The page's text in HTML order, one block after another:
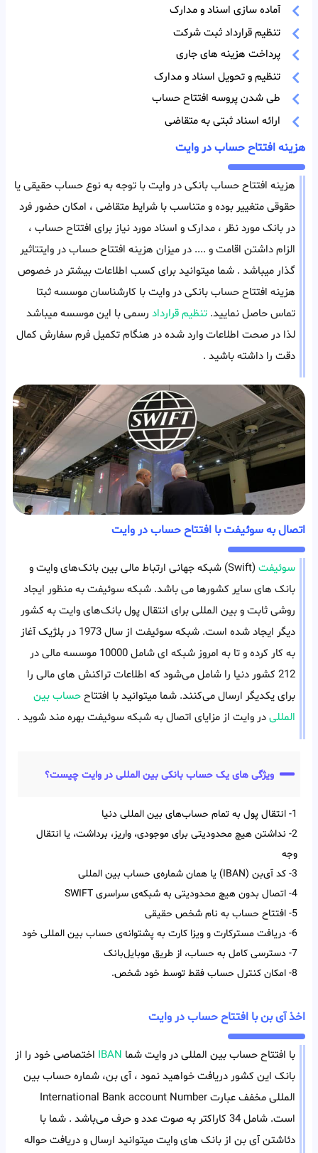
آماده سازی اسناد و مدارک
تنظیم قرارداد ثبت شرکت
پرداخت هزینه های جاری
تنظیم و تحویل اسناد و مدارک
طی شدن پروسه افتتاح حساب
ارائه اسناد ثبتی به متقاضی
هزینه افتتاح حساب در وایت
هزینه افتتاح حساب بانکی در وایت با توجه به نوع حساب حقیقی یا
حقوقی متغییر بوده و متناسب با شرایط متقاضی ، امکان حضور فرد
در بانک مورد نظر ، مدارک و اسناد مورد نیاز برای افتتاح حساب ،
الزام داشتن اقامت و .... در میزان هزینه افتتاح حساب در وایتتاثیر
گذار میباشد . شما میتوانید برای کسب اطلاعات بیشتر در خصوص
هزینه افتتاح حساب بانکی در وایت با کارشناسان موسسه ثبتا
تماس حاصل نمایید. تنظیم قرارداد رسمی با این موسسه میباشد
لذا در صحت اطلاعات وارد شده در هنگام تکمیل فرم سفارش کمال
دقت را داشته باشید .
اتصال به سوئیفت با افتتاح حساب در وایت
سوئیفت
(Swift) شبکه جهانی ارتباط‌ مالی بین بانک‌های وایت و
بانک های سایر کشورها می باشد. شبکه سوئیفت به منظور ایجاد
روشی ثابت و بین المللی برای انتقال پول بانک‌های وایت به کشور
دیگر ایجاد شده است. شبکه سوئیفت از سال 1973 در بلژیک آغاز
به کار کرده و تا به امروز شبکه ای شامل 10000 موسسه مالی در
212 کشور دنیا را شامل می‌شود که اطلاعات تراکنش های مالی را
برای یکدیگر ارسال می‌کنند. شما میتوانید با افتتاححساب بین
المللیدر وایت از مزایای اتصال به شبکه سوئیفت بهره مند شوید .
ویژگی های یک حساب بانکی بین المللی در وایت چیست؟
1- انتقال پول به تمام حساب‌‌های بین‌‌ المللی دنیا
2- نداشتن هیچ محدودیتی برای موجودی، واریز، برداشت، یا انتقال
وجه
3- کد آی‌‌بن (IBAN) یا همان شماره‌ی حساب بین‌ المللی
4- اتصال بدون هیچ محدودیتی به شبکه‌ی سراسری SWIFT
5- افتتاح حساب به نام شخص حقیقی
6- دریافت مسترکارت و ویزا کارت به پشتوانه‌ی حساب بین المللی خود
7- دسترسی کامل به حساب، از طریق موبایل‌بانک
8- امکان کنترل حساب فقط توسط خود شخص.
اخذ آی بن با افتتاح حساب در وایت
با افتتاح حساب بین المللی در وایت شما IBAN اختصاصی خود را از
بانک این کشور دریافت خواهید نمود ، آی بن، شماره حساب بین
المللی مخفف عبارت International Bank account Number
است. شامل 34 کاراکتر به صوت عدد و حرف می‌باشد . شما با
دئاشتن آی بن از بانک های وایت میتوانید ارسال و دریافت حواله